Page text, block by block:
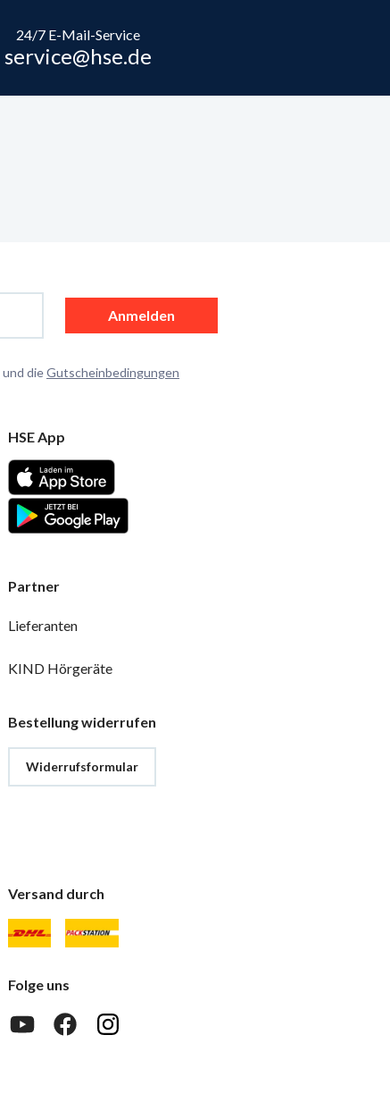
24/7 E-Mail-Service
service@hse.de
Anmelden
und dieGutscheinbedingungen
HSE App
Partner
Lieferanten
KIND Hörgeräte
Bestellung widerrufen
Widerrufsformular
Versand durch
Folge uns